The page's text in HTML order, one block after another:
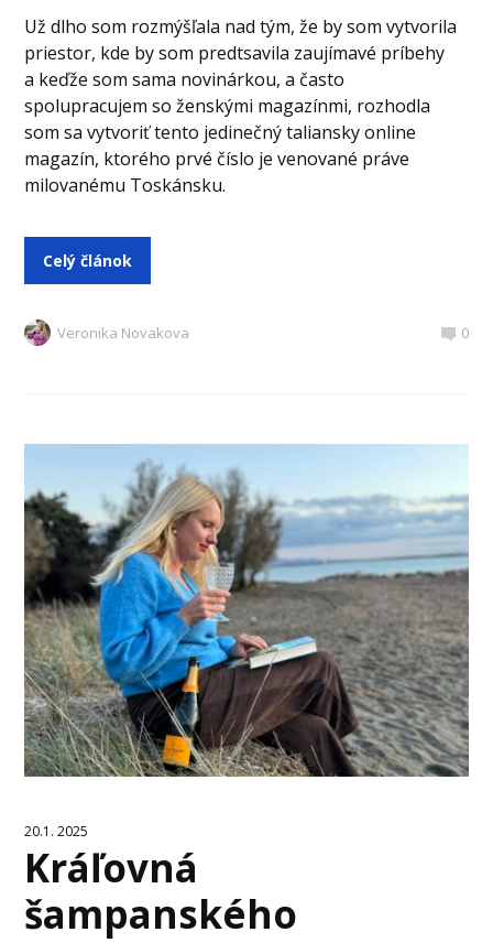
Už dlho som rozmýšľala nad tým, že by som vytvorila
priestor, kde by som predtsavila zaujímavé príbehy
a keďže som sama novinárkou, a často
spolupracujem so ženskými magazínmi, rozhodla
som sa vytvoriť tento jedinečný taliansky online
magazín, ktorého prvé číslo je venované práve
milovanému Toskánsku.
Celý článok
Veronika Novakova 0
20.1. 2025
Kráľovná
šampanského